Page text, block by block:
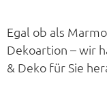
Egal ob als
Dekoartion – wir
& Deko für Sie